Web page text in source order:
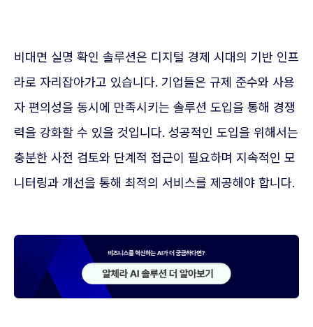
비대면 실명 확인 솔루션은 디지털 경제 시대의 기반 인프
라로 자리잡아가고 있습니다. 기업들은 규제 준수와 사용
자 편의성을 동시에 만족시키는 솔루션 도입을 통해 경쟁
력을 강화할 수 있을 것입니다. 성공적인 도입을 위해서는
충분한 사전 검토와 단계적 접근이 필요하며 지속적인 모
니터링과 개선을 통해 최적의 서비스를 제공해야 합니다.